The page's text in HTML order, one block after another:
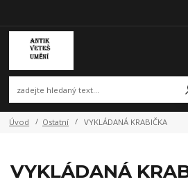
Úvod Ostatní VYKLÁDANÁ KRABIČKA
VYKLÁDANÁ